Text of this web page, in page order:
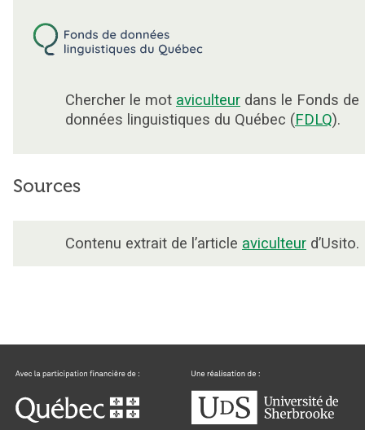
Chercher le mot aviculteur dans le Fonds de
données linguistiques du Québec (FDLQ).
Sources
Contenu extrait de l’article aviculteur d’Usito.